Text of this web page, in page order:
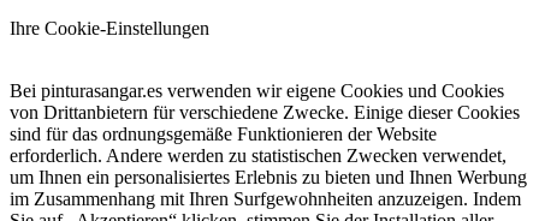
Ihre Cookie-Einstellungen
Bei pinturasangar.es verwenden wir eigene Cookies und Cookies
von Drittanbietern für verschiedene Zwecke. Einige dieser Cookies
sind für das ordnungsgemäße Funktionieren der Website
erforderlich. Andere werden zu statistischen Zwecken verwendet,
um Ihnen ein personalisiertes Erlebnis zu bieten und Ihnen Werbung
im Zusammenhang mit Ihren Surfgewohnheiten anzuzeigen. Indem